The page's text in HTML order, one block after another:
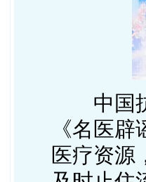
中国
《名医
医疗资源